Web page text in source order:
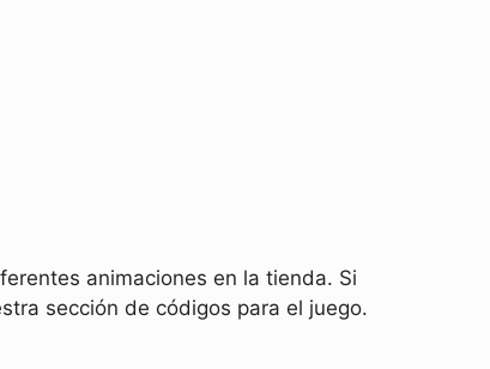
animaciones en la tienda. Si
sección de códigos para el juego.